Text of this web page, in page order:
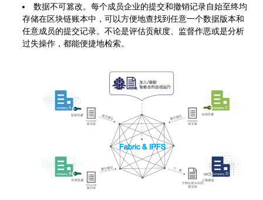
数据不可篡改。每个成员企业的提交和撤销记录自始至终均
存储在区块链账本中，可以方便地查找到任意一个数据版本和
任意成员的提交记录。不论是评估贡献度、监督作恶或是分析
过失操作，都能便捷地检索。